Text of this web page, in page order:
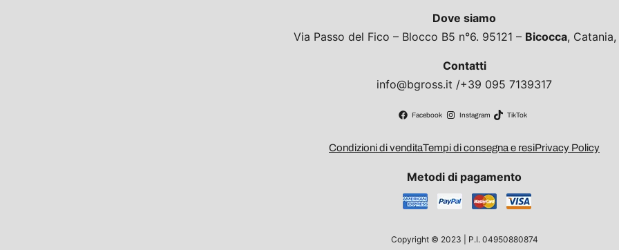
Dove siamo
Via Passo del Fico – Blocco B5 n°6. 95121 – Bicocca,
Contatti
info@bgross.it /+39 095 7139317
Facebook Instagram TikTok
Condizioni di venditaTempi di consegna e resiPrivacy Policy
Metodi di pagamento
Copyright © 2023 | P.I. 04950880874